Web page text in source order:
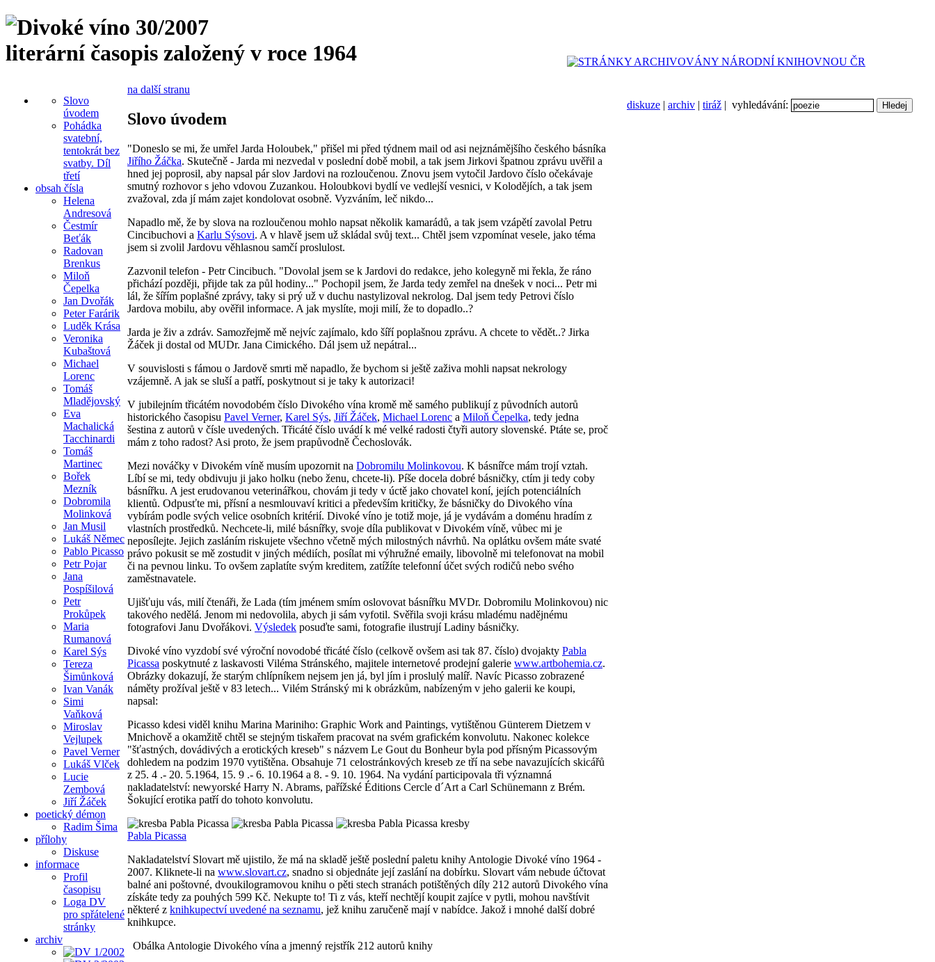
literární časopis založený v roce 1964
diskuze | archiv | tiráž | vyhledávání:
Slovo
úvodem
Pohádka
svatební,
tentokrát bez
svatby. Díl
třetí
obsah čísla
Helena
Andresová
Čestmír
Beťák
Radovan
Brenkus
Miloň
Čepelka
Jan Dvořák
Peter Farárik
Luděk Krása
Veronika
Kubaštová
Michael
Lorenc
Tomáš
Mladějovský
Eva
Machalická
Tacchinardi
Tomáš
Martinec
Bořek
Mezník
Dobromila
Molinková
Jan Musil
Lukáš Němec
Pablo Picasso
Petr Pojar
Jana
Pospíšilová
Petr
Prokůpek
Maria
Rumanová
Karel Sýs
Tereza
Šimůnková
Ivan Vanák
Simi
Vaňková
Miroslav
Vejlupek
Pavel Verner
Lukáš Vlček
Lucie
Zembová
Jiří Žáček
poetický démon
Radim Šima
přílohy
Diskuse
informace
Profil
časopisu
Loga DV
pro spřátelené
stránky
archiv
na další stranu
Slovo úvodem
"Doneslo se mi, že umřel Jarda Holoubek," přišel mi před týdnem mail od asi nejznámějšího českého básníka
Jiřího Žáčka. Skutečně - Jarda mi nezvedal v poslední době mobil, a tak jsem Jirkovi špatnou zprávu uvěřil a
hned jej poprosil, aby napsal pár slov Jardovi na rozloučenou. Znovu jsem vytočil Jardovo číslo očekávaje
smutný rozhovor s jeho vdovou Zuzankou. Holoubkovi bydlí ve vedlejší vesnici, v Kolodějích, a tak jsem
zvažoval, zda jí mám zajet kondolovat osobně. Vyzváním, leč nikdo...
Napadlo mě, že by slova na rozloučenou mohlo napsat několik kamarádů, a tak jsem vzápětí zavolal Petru
Cincibuchovi a Karlu Sýsovi. A v hlavě jsem už skládal svůj text... Chtěl jsem vzpomínat vesele, jako téma
jsem si zvolil Jardovu věhlasnou samčí proslulost.
Zazvonil telefon - Petr Cincibuch. "Dovolal jsem se k Jardovi do redakce, jeho kolegyně mi řekla, že ráno
přichází později, přijde tak za půl hodiny..." Pochopil jsem, že Jarda tedy zemřel na dnešek v noci... Petr mi
lál, že šířím poplašné zprávy, taky si prý už v duchu nastylizoval nekrolog. Dal jsem tedy Petrovi číslo
Jardova mobilu, aby ověřil informace. A jak myslíte, moji milí, že to dopadlo..?
Jarda je živ a zdráv. Samozřejmě mě nejvíc zajímalo, kdo šíří poplašnou zprávu. A chcete to vědět..? Jirka
Žáček ji dostal od MUDr. Jana Cimického. Dál jsem už nepátral...
V souvislosti s fámou o Jardově smrti mě napadlo, že bychom si ještě zaživa mohli napsat nekrology
vzájemně. A jak se sluší a patří, poskytnout si je taky k autorizaci!
V jubilejním třicátém novodobém číslo Divokého vína kromě mě samého publikují z původních autorů
historického časopisu Pavel Verner, Karel Sýs, Jiří Žáček, Michael Lorenc a Miloň Čepelka, tedy jedna
šestina z autorů v čísle uvedených. Třicáté číslo uvádí k mé velké radosti čtyři autory slovenské. Ptáte se, proč
mám z toho radost? Asi proto, že jsem prapůvodně Čechoslovák.
Mezi nováčky v Divokém víně musím upozornit na Dobromilu Molinkovou. K básnířce mám trojí vztah.
Líbí se mi, tedy obdivuju ji jako holku (nebo ženu, chcete-li). Píše docela dobré básničky, ctím ji tedy coby
básnířku. A jest erudovanou veterinářkou, chovám ji tedy v úctě jako chovatel koní, jejích potenciálních
klientů. Odpusťte mi, přísní a nesmlouvaví kritici a především kritičky, že básničky do Divokého vína
vybírám podle svých velice osobních kritérií. Divoké víno je totiž moje, já je vydávám a doménu hradím z
vlastních prostředků. Nechcete-li, milé básnířky, svoje díla publikovat v Divokém víně, vůbec mi je
neposílejte. Jejich zasláním riskujete všechno včetně mých milostných návrhů. Na oplátku ovšem máte svaté
právo pokusit se mě zostudit v jiných médiích, posílat mi výhružné emaily, libovolně mi telefonovat na mobil
či na pevnou linku. To ovšem zaplatíte svým kreditem, zatížíte telefonní účet svých rodičů nebo svého
zaměstnavatele.
Ujišťuju vás, milí čtenáři, že Lada (tím jménem smím oslovovat básnířku MVDr. Dobromilu Molinkovou) nic
takového nedělá. Jenom mi nedovolila, abych ji sám vyfotil. Svěřila svoji krásu mladému nadějnému
fotografovi Janu Dvořákovi. Výsledek posuďte sami, fotografie ilustrují Ladiny básničky.
Divoké víno vyzdobí své výroční novodobé třicáté číslo (celkově ovšem asi tak 87. číslo) dvojakty Pabla
Picassa poskytnuté z laskavosti Viléma Stránského, majitele internetové prodejní galerie www.artbohemia.cz.
Obrázky dokazují, že starým chlípníkem nejsem jen já, byl jím i proslulý malíř. Navíc Picasso zobrazené
náměty prožíval ještě v 83 letech... Vilém Stránský mi k obrázkům, nabízeným v jeho galerii ke koupi,
napsal:
Picasso kdesi viděl knihu Marina Mariniho: Graphic Work and Paintings, vytištěnou Günterem Dietzem v
Mnichově a okamžitě chtěl se stejným tiskařem pracovat na svém grafickém konvolutu. Nakonec kolekce
"šťastných, dovádivých a erotických kreseb" s názvem Le Gout du Bonheur byla pod přísným Picassovým
dohledem na podzim 1970 vytištěna. Obsahuje 71 celostránkových kreseb ze tří na sebe navazujících skicářů
z 25. 4 .- 20. 5.1964, 15. 9 .- 6. 10.1964 a 8. - 9. 10. 1964. Na vydání participovala tři významná
nakladatelství: newyorské Harry N. Abrams, pařížské Éditions Cercle d´Art a Carl Schünemann z Brém.
Šokující erotika patří do tohoto konvolutu.
kresby
Pabla Picassa
Nakladatelství Slovart mě ujistilo, že má na skladě ještě poslední paletu knihy Antologie Divoké víno 1964 -
2007. Kliknete-li na www.slovart.cz, snadno si objednáte její zaslání na dobírku. Slovart vám nebude účtovat
balné ani poštovné, dvoukilogramovou knihu o pěti stech stranách potištěných díly 212 autorů Divokého vína
získáte tedy za pouhých 599 Kč. Nekupte to! Ti z vás, kteří nechtějí koupit zajíce v pytli, mohou navštívit
některé z knihkupectví uvedené na seznamu, jež knihu zaručeně mají v nabídce. Jakož i mnohé další dobré
knihkupce.
Obálka Antologie Divokého vína a jmenný rejstřík 212 autorů knihy